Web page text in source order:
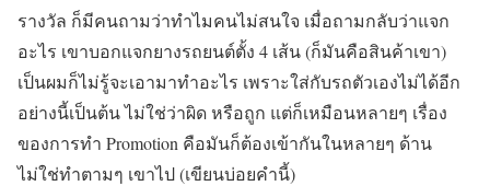
รางวัล ก็มีคนถามว่าทำไมคนไม่สนใจ เมื่อถามกลับว่าแจก
อะไร เขาบอกแจกยางรถยนต์ตั้ง 4 เส้น (ก็มันคือสินค้าเขา)
เป็นผมก็ไม่รู้จะเอามาทำอะไร เพราะใส่กับรถตัวเองไม่ได้อีก
อย่างนี้เป็นต้น ไม่ใช่ว่าผิด หรือถูก แต่ก็เหมือนหลายๆ เรื่อง
ของการทำ Promotion คือมันก็ต้องเข้ากันในหลายๆ ด้าน
ไม่ใช่ทำตามๆ เขาไป (เขียนบ่อยคำนี้)